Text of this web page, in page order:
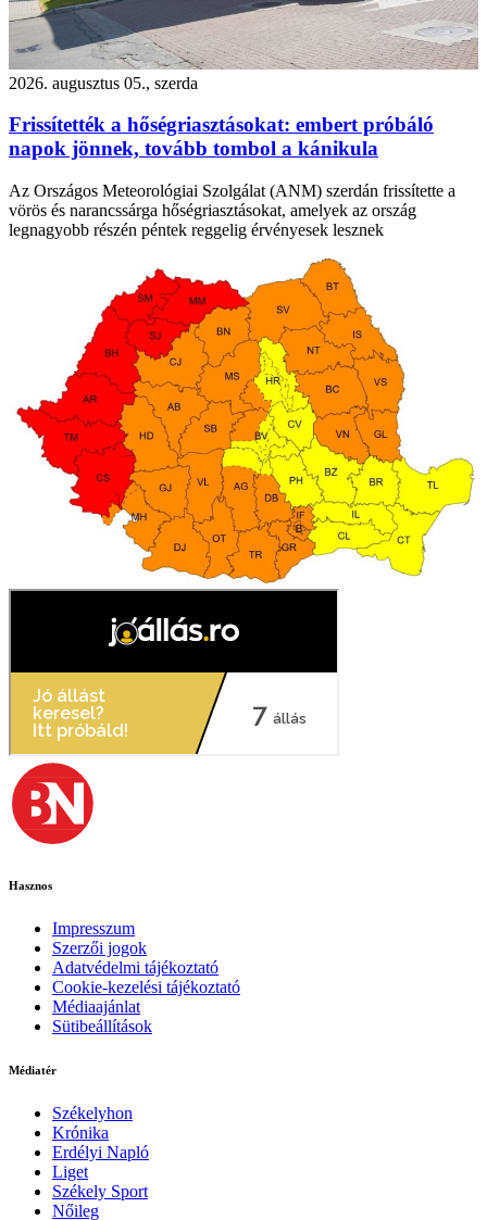
2026. augusztus 05., szerda
Frissítették a hőségriasztásokat: embert próbáló
napok jönnek, tovább tombol a kánikula
Az Országos Meteorológiai Szolgálat (ANM) szerdán frissítette a
vörös és narancssárga hőségriasztásokat, amelyek az ország
legnagyobb részén péntek reggelig érvényesek lesznek
Hasznos
Impresszum
Szerzői jogok
Adatvédelmi tájékoztató
Cookie-kezelési tájékoztató
Médiaajánlat
Sütibeállítások
Médiatér
Székelyhon
Krónika
Erdélyi Napló
Liget
Székely Sport
Nőileg